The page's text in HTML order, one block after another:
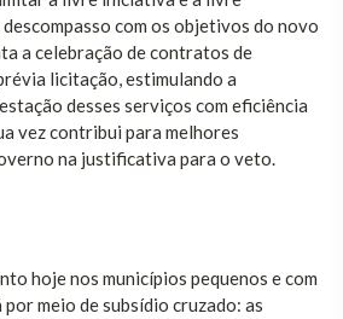
com os objetivos do novo
a celebração de contratos de
licitação, estimulando a
desses serviços com eficiência
vez contribui para melhores
na justificativa para o veto.
hoje nos municípios pequenos e com
meio de subsídio cruzado: as